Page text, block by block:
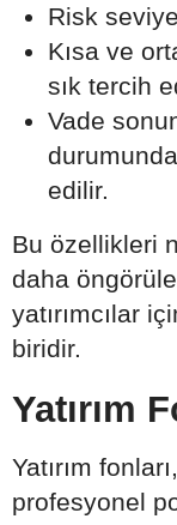
Risk
Kısa ve
sık tercih
Vade
edilir.
Bu özellikleri
daha
yatırımcılar
biridir.
Yatırım
Yatırım
profesyonel